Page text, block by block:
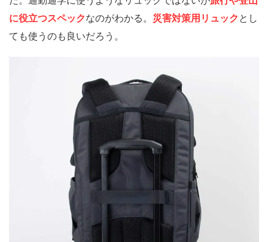
に役立つスペックなのがわかる。 災害対策用リュック とし
ても使うのも良いだろう。